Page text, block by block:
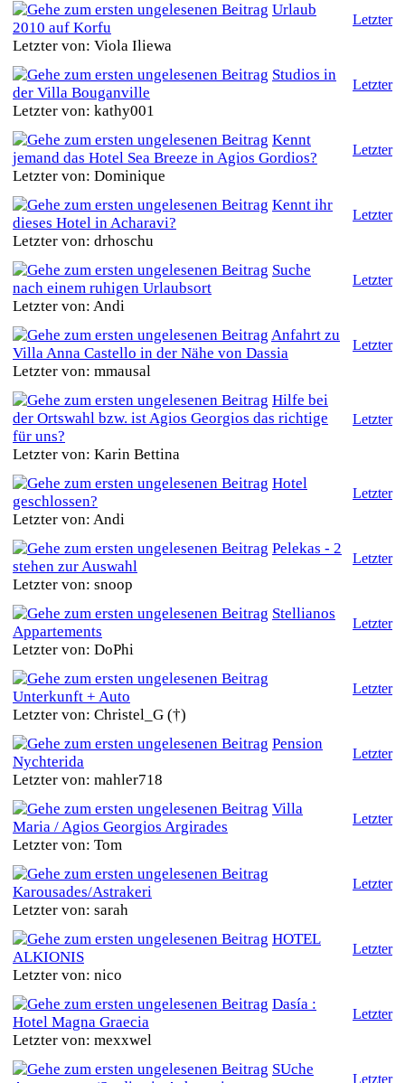
Urlaub
2010 auf Korfu
Letzter von: Viola Iliewa
Letzter
Studios in
der Villa Bouganville
Letzter von: kathy001
Letzter
Kennt
jemand das Hotel Sea Breeze in Agios Gordios?
Letzter von: Dominique
Letzter
Kennt ihr
dieses Hotel in Acharavi?
Letzter von: drhoschu
Letzter
Suche
nach einem ruhigen Urlaubsort
Letzter von: Andi
Letzter
Anfahrt zu
Villa Anna Castello in der Nähe von Dassia
Letzter von: mmausal
Letzter
Hilfe bei
der Ortswahl bzw. ist Agios Georgios das richtige
für uns?
Letzter von: Karin Bettina
Letzter
Hotel
geschlossen?
Letzter von: Andi
Letzter
Pelekas - 2
stehen zur Auswahl
Letzter von: snoop
Letzter
Stellianos
Appartements
Letzter von: DoPhi
Letzter
Unterkunft + Auto
Letzter von: Christel_G (†)
Letzter
Pension
Nychterida
Letzter von: mahler718
Letzter
Villa
Maria / Agios Georgios Argirades
Letzter von: Tom
Letzter
Karousades/Astrakeri
Letzter von: sarah
Letzter
HOTEL
ALKIONIS
Letzter von: nico
Letzter
Dasía :
Hotel Magna Graecia
Letzter von: mexxwel
Letzter
SUche
Letzter